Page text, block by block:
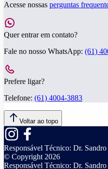
Acesse nossas perguntas
Quer entrar em contato?
Fale no nosso WhatsApp: (61)
Prefere ligar?
Telefone: (61) 4004-3883
Voltar ao topo
Responsável Técnico: Dr.
© Copyright 2026
Responsável Técnico: Dr.